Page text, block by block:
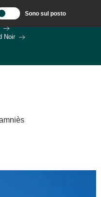
Sono sul posto
Noir – IT
Noir